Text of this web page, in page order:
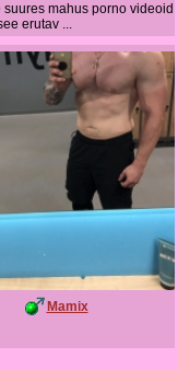
mahus porno videoid
erutav ...
Mamix